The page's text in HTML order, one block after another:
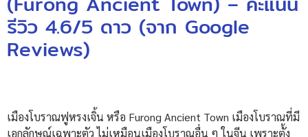
รีวิว 4.6/5 ดาว (จาก Google
Reviews)
เมืองโบราณฟูหรงเจิ้น หรือ Furong Ancient Town เมืองโบราณที่มี
เอกลักษณ์เฉพาะตัว ไม่เหมือนเมืองโบราณอื่น ๆ ในจีน เพราะตั้ง